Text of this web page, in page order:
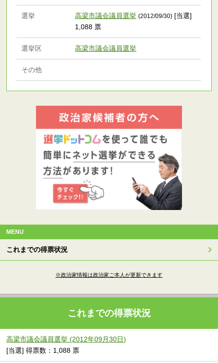
選挙 高梁市議会議員選挙 (2012/09/30) [当選]
1,088 票
選挙区 高梁市議会議員選挙
その他
MENU
これまでの得票状況
※政治家情報は政治家ご本人が更新できます
これまでの得票状況
高梁市議会議員選挙 (2012年09月30日)
[当選] 得票数：1,088 票